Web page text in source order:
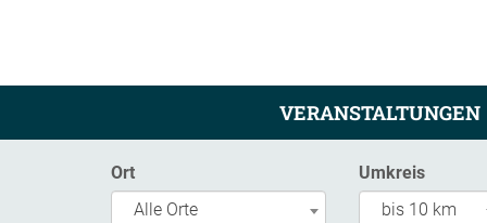
VERANSTALTUNGEN
Ort
Alle Orte
Umkreis
bis 10 km